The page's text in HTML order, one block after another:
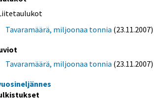
Tavaramäärä, miljoonaa tonnia (23.11.2007)
Tavaramäärä, miljoonaa tonnia (23.11.2007)